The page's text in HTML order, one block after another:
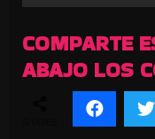
COMPARTE
ABAJO LOS